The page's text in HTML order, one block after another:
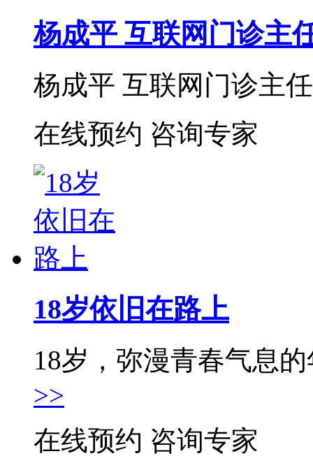
杨成平 互联网门诊主
杨成平 互联网门诊主
在线预约 咨询专家
18岁依旧在路上
18岁，弥漫青春气息
>>
在线预约 咨询专家